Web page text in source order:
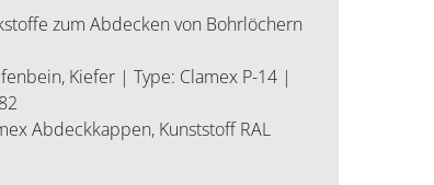
zum Abdecken von Bohrlöchern
Kiefer | Type: Clamex P-14 |
Abdeckkappen, Kunststoff RAL